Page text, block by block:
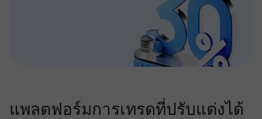
แพลตฟอร์มการเทรดที่ปรับแต่งได้